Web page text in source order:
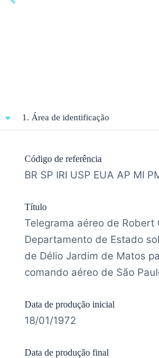
1. Área de identificação
Código de referência
BR SP IRI USP EUA AP MI
Título
Telegrama aéreo de Robert
Departamento de Estado
de Délio Jardim de Matos
comando aéreo de São
Data de produção inicial
18/01/1972
Data de produção final